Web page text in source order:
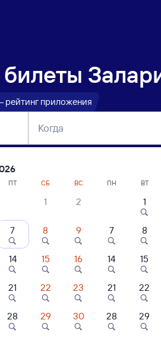
рейтинг приложения
Когда
— Тарбагатай
Нет рейсов по этому
ПТ СБ ВС
1 2
7 8 9
14 15 16
21 22 23
28 29 30
ПН ВТ
1
7 8
14 15
21 22
28 29